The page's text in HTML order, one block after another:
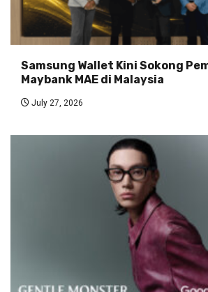
Samsung Wallet Kini Sokong
Maybank MAE di Malaysia
July 27, 2026